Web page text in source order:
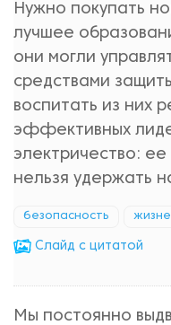
Нужно покупать
лучшее
они могли
средствами
воспитать из них
эффективных
электричество:
нельзя удержать
безопасность
Cлайд с цитатой
Мы постоянно